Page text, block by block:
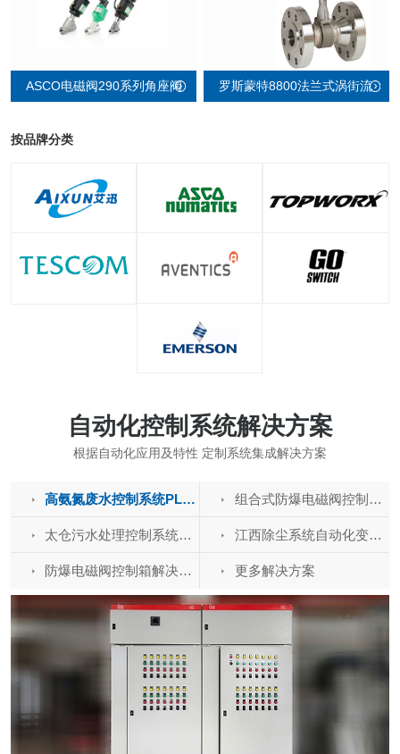
ASCO电磁阀290系列角座阀 罗斯蒙特8800法兰式涡街流
按品牌分类
自动化控制系统解决方案
根据自动化应用及特性 定制系统集成解决方案
高氨氮废水控制系统PLC电气控制柜-变频柜解决方案 组合式防爆电磁阀控制箱解决方案
太仓污水处理控制系统变频柜-PLC控制柜解决方案 江西除尘系统自动化变频控制柜-PLC电气柜解决方案
防爆电磁阀控制箱解决方案 更多解决方案